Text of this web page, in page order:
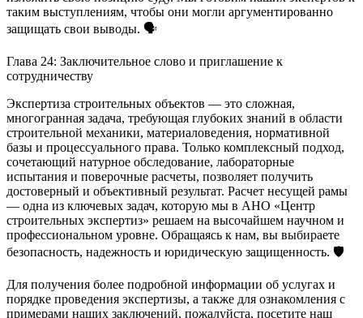
таким выступлениям, чтобы они могли аргументированно
защищать свои выводы. 🗣️
Глава 24: Заключительное слово и приглашение к
сотрудничеству
Экспертиза строительных объектов — это сложная,
многогранная задача, требующая глубоких знаний в области
строительной механики, материаловедения, нормативной
базы и процессуального права. Только комплексный подход,
сочетающий натурное обследование, лабораторные
испытания и поверочные расчеты, позволяет получить
достоверный и объективный результат. Расчет несущей рамы
— одна из ключевых задач, которую мы в АНО «Центр
строительных экспертиз» решаем на высочайшем научном и
профессиональном уровне. Обращаясь к нам, вы выбираете
безопасность, надежность и юридическую защищенность. 🛡️
Для получения более подробной информации об услугах и
порядке проведения экспертизы, а также для ознакомления с
примерами наших заключений, пожалуйста, посетите наш